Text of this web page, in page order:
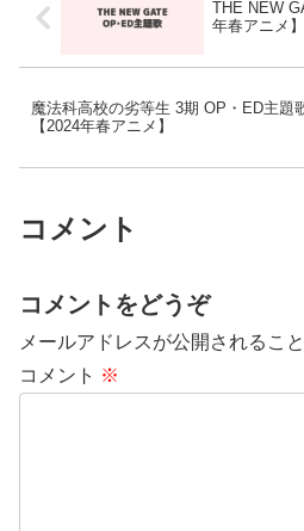
THE NEW
年春アニメ】
魔法科高校の劣等生 3期 OP・ED主題
【2024年春アニメ】
コメント
コメントをどうぞ
メールアドレスが公開されるこ
コメント ※